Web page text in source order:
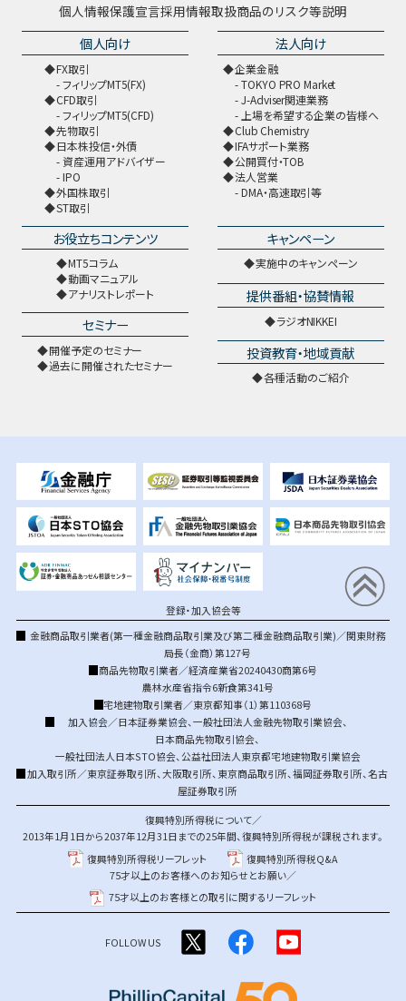
個人情報保護宣言採用情報取扱商品のリスク等説明
個人向け
FX取引
フィリップMT5(FX)
CFD取引
フィリップMT5(CFD)
先物取引
日本株投信・外債
資産運用アドバイザー
IPO
外国株取引
ST取引
法人向け
企業金融
TOKYO PRO Market
J-Adviser関連業務
上場を希望する企業の皆様へ
Club Chemistry
IFAサポート業務
公開買付・TOB
法人営業
DMA・高速取引等
お役立ちコンテンツ
MT5コラム
動画マニュアル
アナリストレポート
セミナー
開催予定のセミナー
過去に開催されたセミナー
キャンペーン
実施中のキャンペーン
提供番組・協賛情報
ラジオNIKKEI
投資教育・地域貢献
各種活動のご紹介
登録・加入協会等
金融商品取引業者(第一種金融商品取引業及び第二種金融商品取引業)／関東財務
局長（金商）第127号
商品先物取引業者／経済産業省20240430商第6号
農林水産省指令6新食第341号
宅地建物取引業者／東京都知事（1）第110368号
加入協会／日本証券業協会、 一般社団法人金融先物取引業協会、
日本商品先物取引協会、
一般社団法人日本STO協会、 公益社団法人東京都宅地建物取引業協会
加入取引所／東京証券取引所、大阪取引所、 東京商品取引所、福岡証券取引所、名古
屋証券取引所
復興特別所得税について／
2013年1月1日から2037年12月31日までの25年間、復興特別所得税が課税されます。
復興特別所得税リーフレット
復興特別所得税Q&A
75才以上のお客様へのお知らせとお願い／
75才以上のお客様との取引に関するリーフレット
FOLLOW US